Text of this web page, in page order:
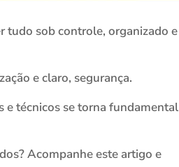
tudo sob controle, organizado e
e claro, segurança.
e técnicos se torna fundamental
Acompanhe este artigo e